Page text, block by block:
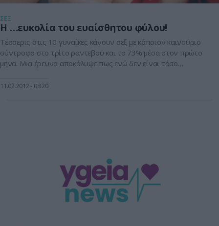
ΣΕΞ
Η …ευκολία του ευαίσθητου φύλου!
Τέσσερις στις 10 γυναίκες κάνουν σεξ με κάποιον καινούριο
σύντροφο στο τρίτο ραντεβού και το 73% μέσα στον πρώτο
μήνα. Μια έρευνα αποκάλυψε πως ενώ δεν είναι τόσο
κατά μέσο όρο 192 φορές το χρόνο. Πάνω από το 11%
11.02.2012 08:20